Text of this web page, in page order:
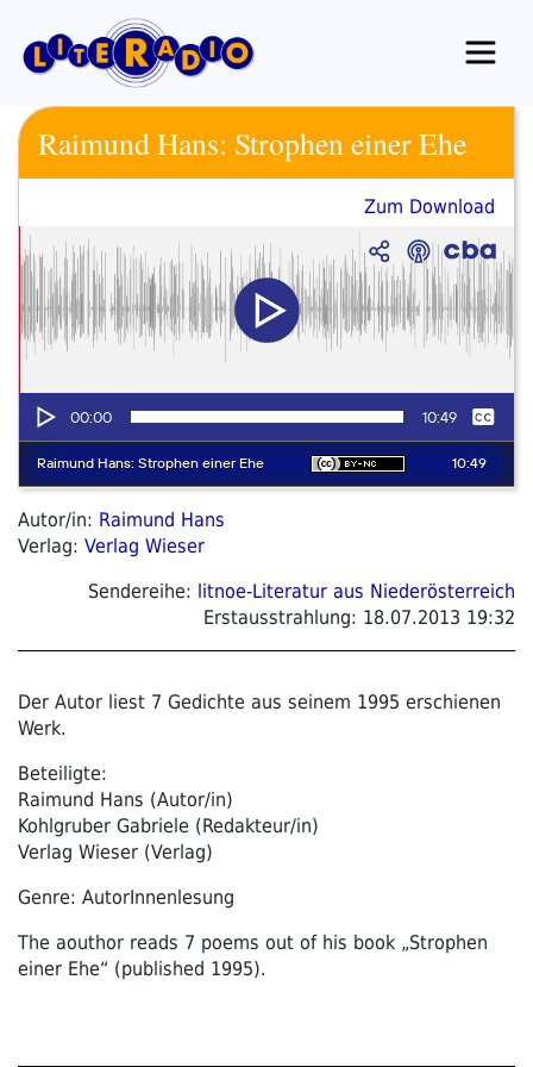
Inhalt
springen
Raimund Hans: Strophen einer Ehe
Zum Download
Autor/in: Raimund Hans
Verlag: Verlag Wieser
Sendereihe: litnoe-Literatur aus Niederösterreich
Erstausstrahlung: 18.07.2013 19:32
Der Autor liest 7 Gedichte aus seinem 1995 erschienen
Werk.
Beteiligte:
Raimund Hans (Autor/in)
Kohlgruber Gabriele (Redakteur/in)
Verlag Wieser (Verlag)
Genre: AutorInnenlesung
The aouthor reads 7 poems out of his book „Strophen
einer Ehe“ (published 1995).